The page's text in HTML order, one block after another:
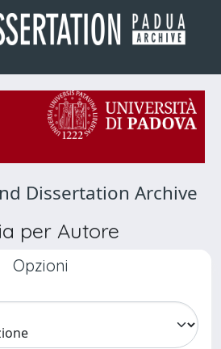
Dissertation Archive
per Autore
Opzioni